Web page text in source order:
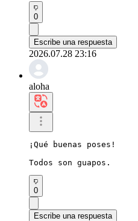
0
Escribe una respuesta
2026.07.28 23:16
aloha
¡Qué buenas poses!
Todos son guapos.
0
Escribe una respuesta